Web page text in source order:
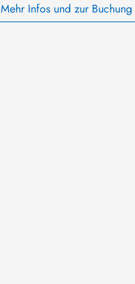
Mehr Infos und zur Buchung